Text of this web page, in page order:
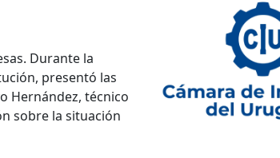
Durante la
presentó las
Hernández, técnico
sobre la situación